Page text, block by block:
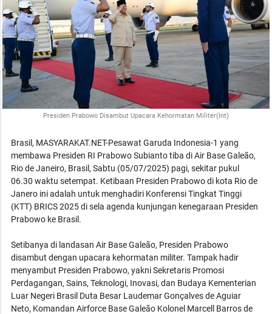
Presiden Prabowo Disambut Upacara Kehormatan Militer(Int)
Brasil, MASYARAKAT.NET-Pesawat Garuda Indonesia-1 yang
membawa Presiden RI Prabowo Subianto tiba di Air Base Galeão,
Rio de Janeiro, Brasil, Sabtu (05/07/2025) pagi, sekitar pukul
06.30 waktu setempat. Ketibaan Presiden Prabowo di kota Rio de
Janero ini adalah untuk menghadiri Konferensi Tingkat Tinggi
(KTT) BRICS 2025 di sela agenda kunjungan kenegaraan Presiden
Prabowo ke Brasil.
Setibanya di landasan Air Base Galeão, Presiden Prabowo
disambut dengan upacara kehormatan militer. Tampak hadir
menyambut Presiden Prabowo, yakni Sekretaris Promosi
Perdagangan, Sains, Teknologi, Inovasi, dan Budaya Kementerian
Luar Negeri Brasil Duta Besar Laudemar Gonçalves de Aguiar
Neto, Komandan Airforce Base Galeão Kolonel Marcell Barros de